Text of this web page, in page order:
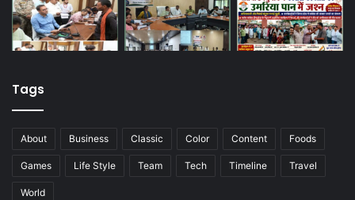
Tags
About Business Classic Color Content Foods
Games Life Style Team Tech Timeline Travel
World